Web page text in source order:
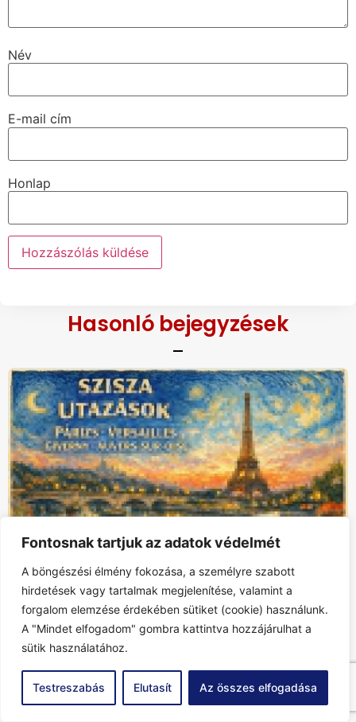
Fontosnak tartjuk az adatok védelmét
A böngészési élmény fokozása, a személyre szabott
hirdetések vagy tartalmak megjelenítése, valamint a
forgalom elemzése érdekében sütiket (cookie) használunk.
A "Mindet elfogadom" gombra kattintva hozzájárulhat a
sütik használatához.
Testreszabás Elutasít Az összes elfogadása
mezőket*karakterrel jelöltük
Hozzászólás*
Név
Honlap
Hasonló bejegyzések